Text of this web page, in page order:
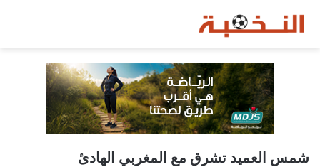
شمس العميد تشرق مع المغربي الهادئ